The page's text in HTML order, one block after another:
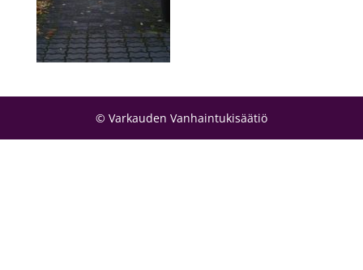
© Varkauden Vanhaintukisäätiö